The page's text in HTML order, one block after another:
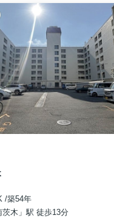
/築54年
木」駅 徒歩13分